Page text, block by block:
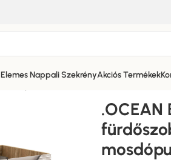
Elemes Nappali SzekrényAkciós Termékek
.OCEAN